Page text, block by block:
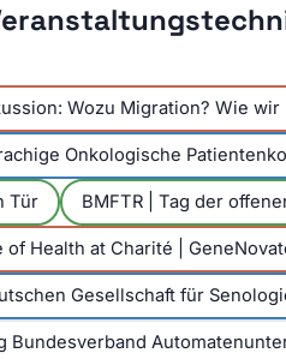
Wozu Migration? Wie
Onkologische
Tür BMFTR | Tag der
Health at Charité |
Gesellschaft für
Bundesverband